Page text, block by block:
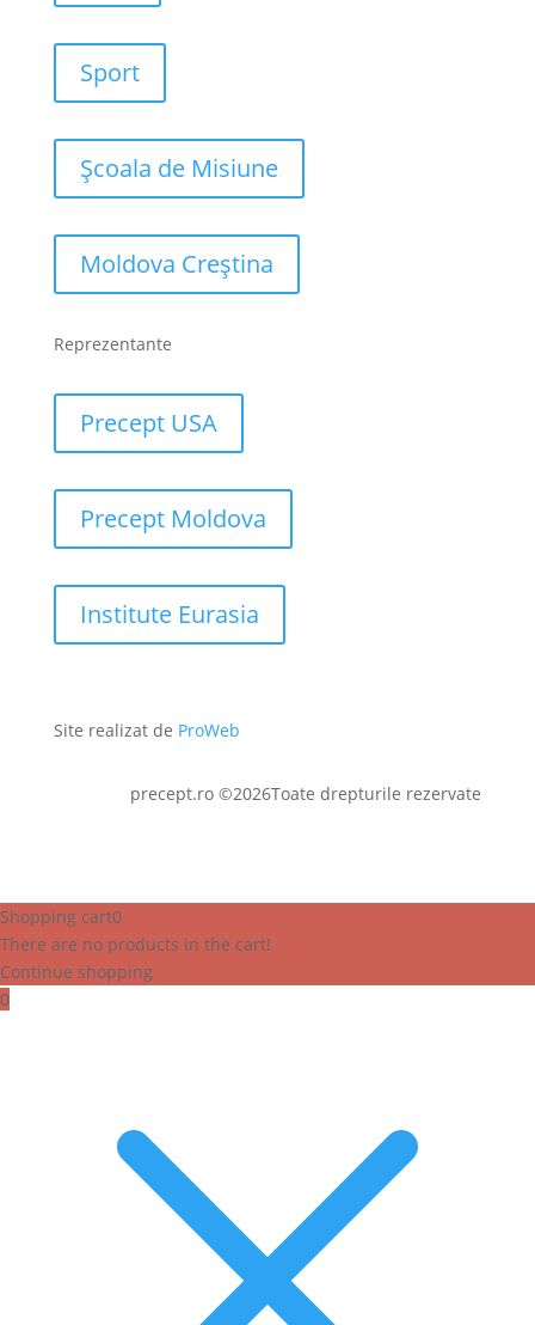
Sport
Școala de Misiune
Moldova Creștina
Reprezentante
Precept USA
Precept Moldova
Institute Eurasia
Site realizat de ProWeb
precept.ro ©2026Toate drepturile rezervate
Shopping cart0
There are no products in the cart!
Continue shopping
0